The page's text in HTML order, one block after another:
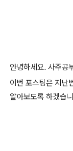
안녕하세요. 사주공
이번 포스팅은 지난
알아보도록 하겠습